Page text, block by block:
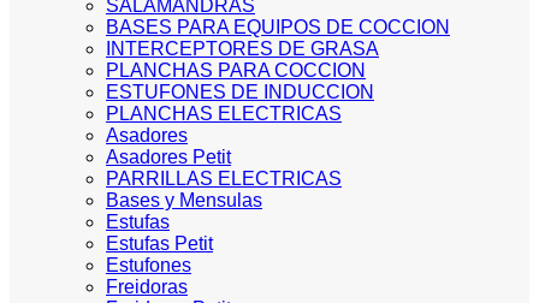
SALAMANDRAS
BASES PARA EQUIPOS DE COCCION
INTERCEPTORES DE GRASA
PLANCHAS PARA COCCION
ESTUFONES DE INDUCCION
PLANCHAS ELECTRICAS
Asadores
Asadores Petit
PARRILLAS ELECTRICAS
Bases y Mensulas
Estufas
Estufas Petit
Estufones
Freidoras